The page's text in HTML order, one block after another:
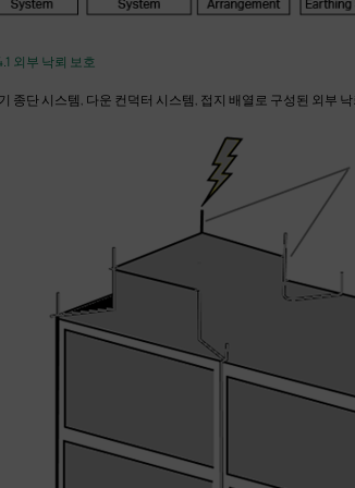
외부 낙뢰 보호
종단 시스템, 다운 컨덕터 시스템, 접지 배열로 구성된 외부